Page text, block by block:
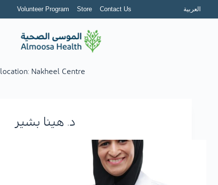
Volunteer Program Store Contact Us العربية
location: Nakheel Centre
د. هينا بشير